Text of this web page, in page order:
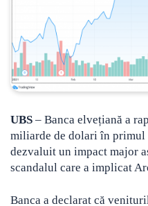
UBS – Banca elvețiană a
miliarde de dolari în primul
dezvaluit un impact major
scandalul care a implicat
Banca a declarat că